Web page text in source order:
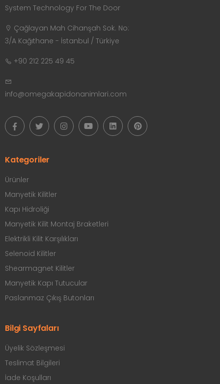
System Technology For The Door
Çağlayan Mah Cihanşah Sok. No:
3/A Kağıthane - İstanbul / Türkiye
+90 212 225 49 45
info@omegakapidonanimlari.com
Kategoriler
Ürünler
Manyetik Kilitler
Kapı Hidroliği
Manyetik Kilit Montaj Braketleri
Elektrikli Kilit Karşılıkları
Selenoid Kilitler
Shearmagnet Kilitler
Manyetik Kapı Tutucular
Paslanmaz Çıkış Butonları
Bilgi Sayfaları
Üyelik Sözleşmesi
Teslimat Bilgileri
İade Koşulları